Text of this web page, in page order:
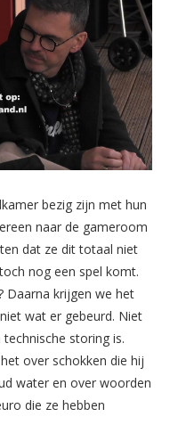
bezig zijn met hun
naar de gameroom
dat ze dit totaal niet
nog een spel komt.
Daarna krijgen we het
wat er gebeurd. Niet
storing is.
over schokken die hij
water en over woorden
die ze hebben